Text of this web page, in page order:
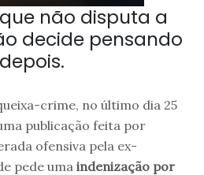
não disputa a
decide pensando
crime, no último dia 25
publicação feita por
ofensiva pela ex-
pede uma indenização por